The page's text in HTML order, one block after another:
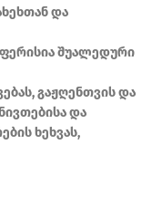
და
შუალედური
გაჟღენთვის და
და
ხეხვას,